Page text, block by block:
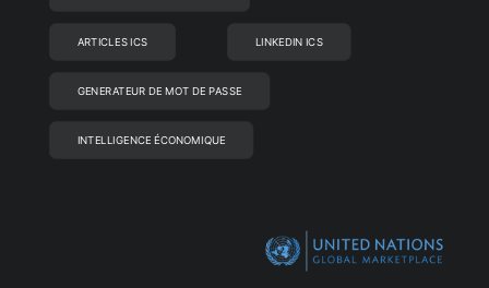
ARTICLES ICS LINKEDIN ICS
GENERATEUR DE MOT DE PASSE
INTELLIGENCE ÉCONOMIQUE